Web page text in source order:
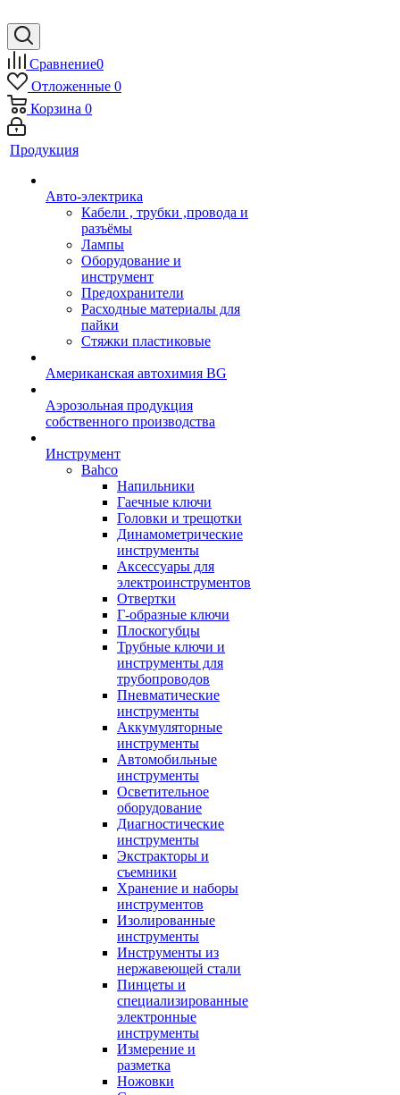
Сравнение0
Отложенные 0
Корзина 0
Продукция
Авто-электрика
Кабели , трубки ,провода и
разъёмы
Лампы
Оборудование и
инструмент
Предохранители
Расходные материалы для
пайки
Стяжки пластиковые
Американская автохимия BG
Аэрозольная продукция
собственного производства
Инструмент
Bahco
Напильники
Гаечные ключи
Головки и трещотки
Динамометрические
инструменты
Аксессуары для
электроинструментов
Отвертки
Г-образные ключи
Плоскогубцы
Трубные ключи и
инструменты для
трубопроводов
Пневматические
инструменты
Аккумуляторные
инструменты
Автомобильные
инструменты
Осветительное
оборудование
Диагностические
инструменты
Экстракторы и
съемники
Хранение и наборы
инструментов
Изолированные
инструменты
Инструменты из
нержавеющей стали
Пинцеты и
специализированные
электронные
инструменты
Измерение и
разметка
Ножовки